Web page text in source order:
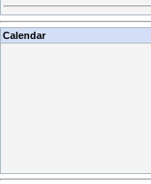
Calendar